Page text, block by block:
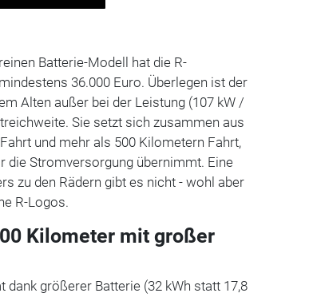
Batterie-Modell hat die R-
36.000 Euro. Überlegen ist der
Alten außer bei der Leistung (107 kW /
Sie setzt sich zusammen aus
und mehr als 500 Kilometern Fahrt,
die Stromversorgung übernimmt. Eine
zu den Rädern gibt es nicht - wohl aber
R-Logos.
Kilometer mit großer
größerer Batterie (32 kWh statt 17,8